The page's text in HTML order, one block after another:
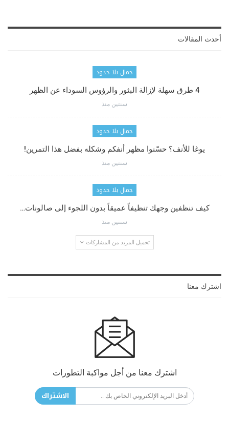
أحدث المقالات
جمال بلا حدود
4 طرق سهلة لإزالة البثور والرؤوس السوداء عن الظهر
سنتين منذ
جمال بلا حدود
يوغا للأنف؟ حسّنوا مظهر أنفكم وشكله بفضل هذا التمرين!
سنتين منذ
جمال بلا حدود
كيف تنظفين وجهك تنظيفاً عميقاً بدون اللجوء إلى صالونات…
سنتين منذ
تحميل المزيد من المشاركات
اشترك معنا
اشترك معنا من أجل مواكبة التطورات
الاشتراك